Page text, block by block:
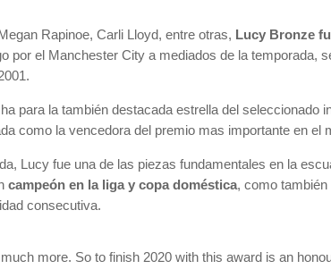
Rapinoe, Carli Lloyd, entre otras, Lucy Bronze
por el Manchester City a mediados de la temporada,
para la también destacada estrella del seleccionado
como la vencedora del premio mas importante en el
Lucy fue una de las piezas fundamentales en la
campeón en la liga y copa doméstica, como
consecutiva.
more. So to finish 2020 with this award is an